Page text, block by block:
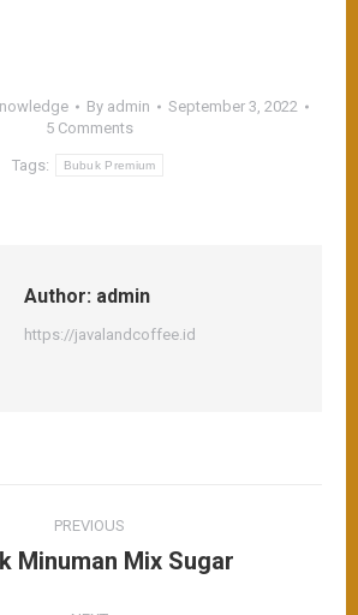
By admin
September 3, 2022
5 Comments
Tags: Bubuk Premium
Author: admin
https://javalandcoffee.id
PREVIOUS
Minuman Mix Sugar